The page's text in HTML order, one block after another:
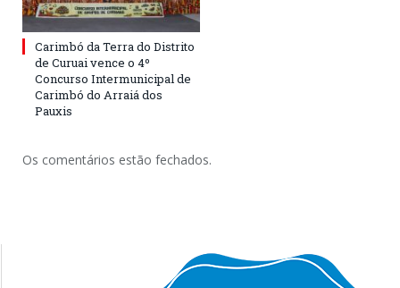
Carimbó da Terra do Distrito
de Curuai vence o 4º
Concurso Intermunicipal de
Carimbó do Arraiá dos
Pauxis
Os comentários estão fechados.